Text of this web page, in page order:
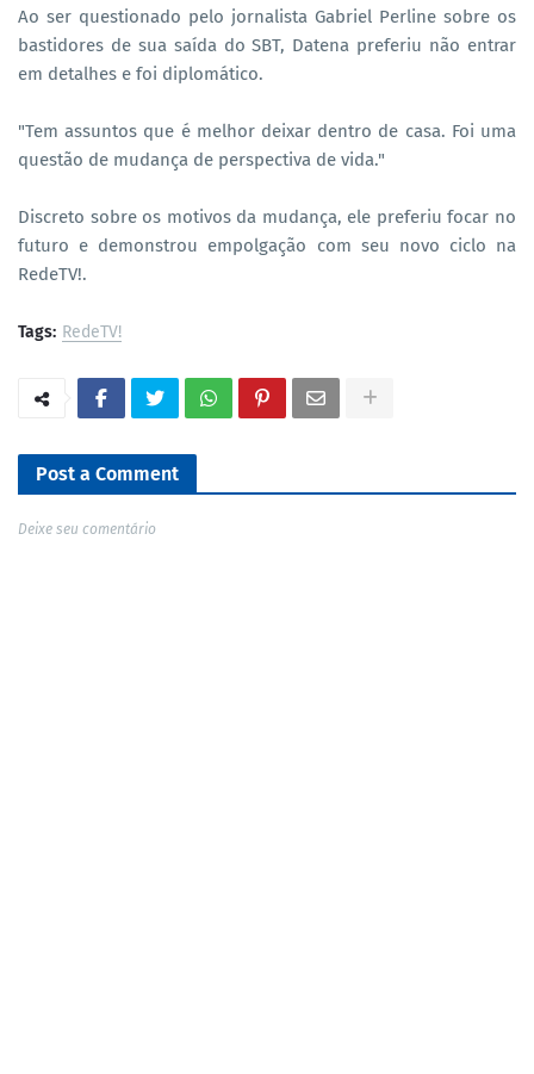
Ao ser questionado pelo jornalista Gabriel Perline sobre os
bastidores de sua saída do SBT, Datena preferiu não entrar
em detalhes e foi diplomático.
"Tem assuntos que é melhor deixar dentro de casa. Foi uma
questão de mudança de perspectiva de vida."
Discreto sobre os motivos da mudança, ele preferiu focar no
futuro e demonstrou empolgação com seu novo ciclo na
RedeTV!.
Tags: RedeTV!
Post a Comment
Deixe seu comentário